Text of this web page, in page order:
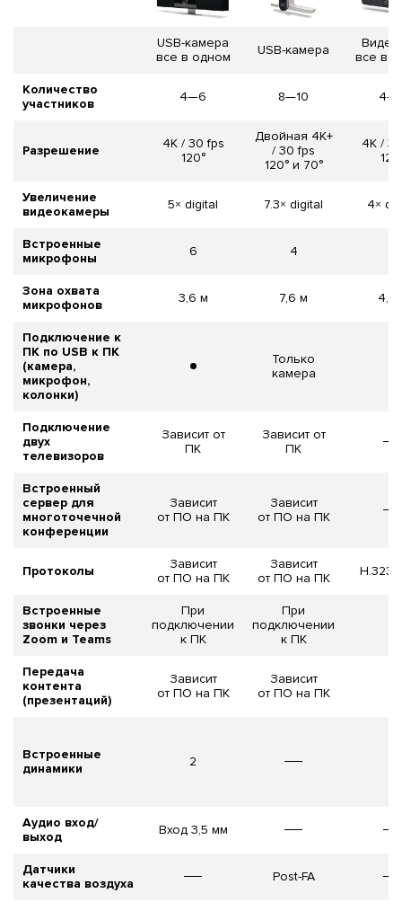
USB-камера
все в одном
USB-камера
все в
Количество
участников
4—6 8—10
Разрешение
4K / 30 fps
120°
Двойная 4K+
/ 30 fps
120° и 70°
4K /
Увеличение
видеокамеры
5× digital 7.3× digital 4×
Встроенные
микрофоны
6 4
Зона охвата
микрофонов
3,6 м 7,6 м 4,5
Подключение к
ПК по USB к ПК
(камера,
микрофон,
колонки)
Только
камера
Подключение
двух
телевизоров
Зависит от
ПК
Зависит от
ПК
Встроенный
сервер для
многоточечной
конференции
Зависит
от ПО на ПК
Зависит
от ПО на ПК
Протоколы
Зависит
от ПО на ПК
Зависит
от ПО на ПК
H.323
Встроенные
звонки через
Zoom и Teams
При
подключении
к ПК
При
подключении
к ПК
Передача
контента
(презентаций)
Зависит
от ПО на ПК
Зависит
от ПО на ПК
Встроенные
динамики
2
Аудио вход/
выход
Вход 3,5 мм
Датчики
качества воздуха
Post-FA